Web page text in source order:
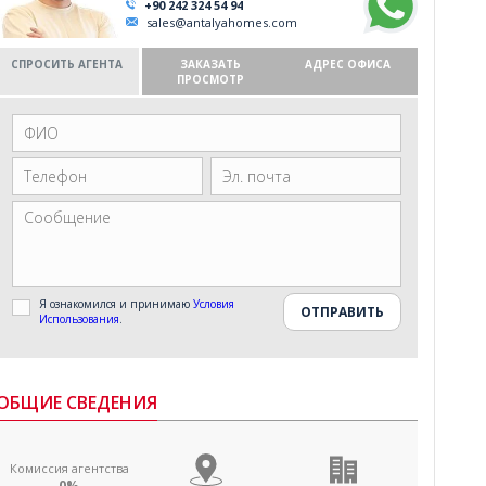
+90 242 324 54 94
sales@antalyahomes.com
СПРОСИТЬ АГЕНТА
ЗАКАЗАТЬ
ПРОСМОТР
АДРЕС ОФИСА
Я ознакомился и принимаю Условия
Использования.
СВЕДЕНИЯ
Комиссия агентства